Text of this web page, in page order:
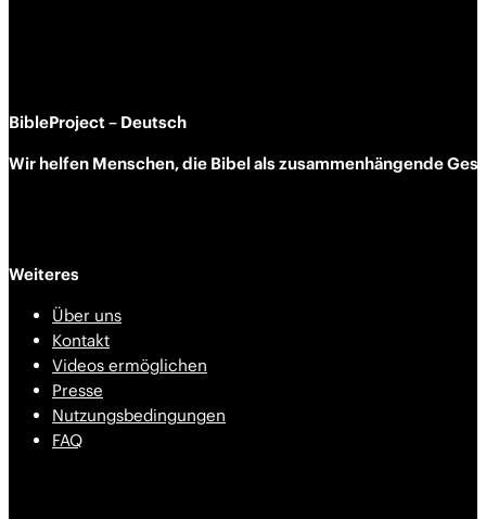
BibleProject – Deutsch
Wir helfen Menschen, die Bibel als zusammen­hängende
Weiteres
Über uns
Kontakt
Videos ermöglichen
Presse
Nutzungsbedingungen
FAQ